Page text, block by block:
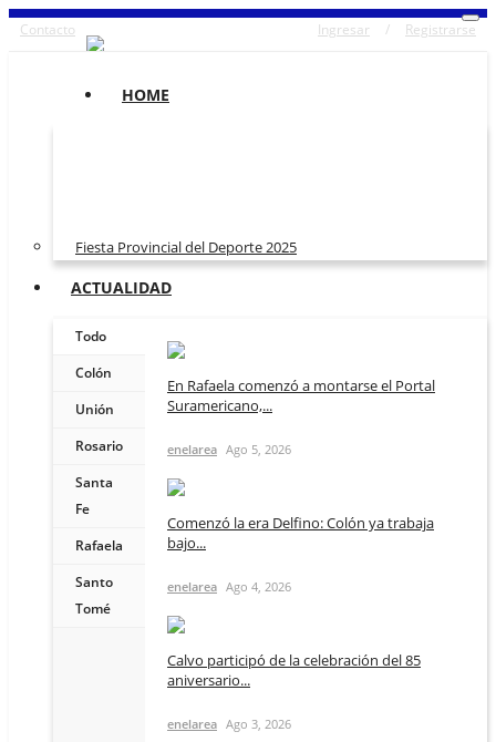
Contacto Ingresar / Registrarse
HOME
Fiesta Provincial del Deporte 2025
ACTUALIDAD
Todo
Colón
Unión
Rosario
Santa
Fe
Rafaela
Santo
Tomé
En Rafaela comenzó a montarse el Portal
Suramericano,...
enelarea Ago 5, 2026
Comenzó la era Delfino: Colón ya trabaja
bajo...
enelarea Ago 4, 2026
Calvo participó de la celebración del 85
aniversario...
enelarea Ago 3, 2026